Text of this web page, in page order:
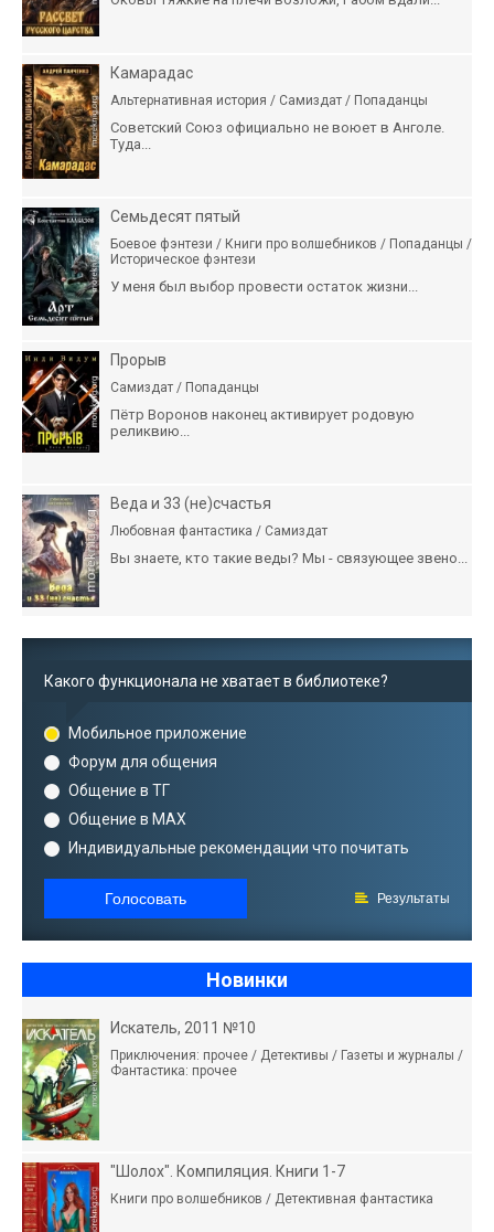
Камарадас
Альтернативная история / Самиздат / Попаданцы
Советский Союз официально не воюет в Анголе.
Туда...
Семьдесят пятый
Боевое фэнтези / Книги про волшебников / Попаданцы /
Историческое фэнтези
У меня был выбор провести остаток жизни...
Прорыв
Самиздат / Попаданцы
Пётр Воронов наконец активирует родовую
реликвию...
Веда и 33 (не)счастья
Любовная фантастика / Самиздат
Вы знаете, кто такие веды? Мы - связующее звено...
Какого функционала не хватает в библиотеке?
Мобильное приложение
Форум для общения
Общение в ТГ
Общение в MAX
Индивидуальные рекомендации что почитать
Голосовать Результаты
Новинки
Искатель, 2011 №10
Приключения: прочее / Детективы / Газеты и журналы /
Фантастика: прочее
"Шолох". Компиляция. Книги 1-7
Книги про волшебников / Детективная фантастика